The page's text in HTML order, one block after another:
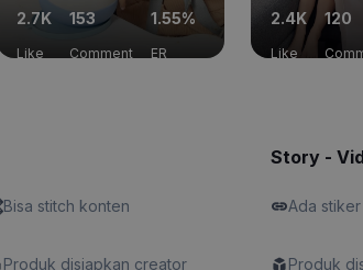
2.7K
Like
153
Comment
1.55%
ER
2.4K
Like
120
Bisa stitch konten
Produk disiapkan creator
Story -
Ada
Produk